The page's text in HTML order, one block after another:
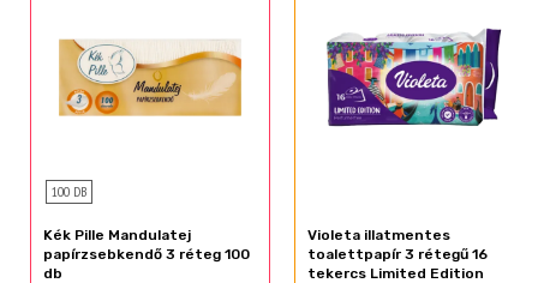
100 DB
Kék Pille Mandulatej
papírzsebkendő 3 réteg 100
db
Violeta illatmentes
toalettpapír 3 rétegű 16
tekercs Limited Edition